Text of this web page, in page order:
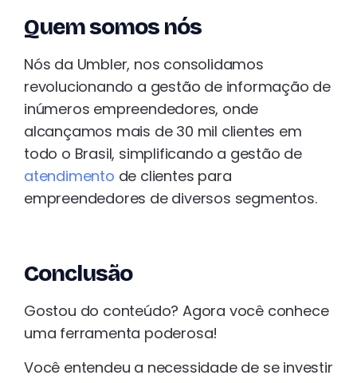
Quem somos nós
Nós da Umbler, nos consolidamos
revolucionando a gestão de informação de
inúmeros empreendedores, onde
alcançamos mais de 30 mil clientes em
todo o Brasil, simplificando a gestão de
atendimento de clientes para
empreendedores de diversos segmentos.
Conclusão
Gostou do conteúdo? Agora você conhece
uma ferramenta poderosa!
Você entendeu a necessidade de se investir